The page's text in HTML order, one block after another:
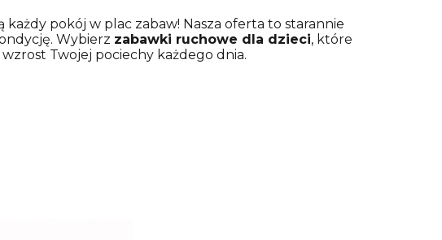
każdy pokój w plac zabaw! Nasza oferta to starannie
Wybierz zabawki ruchowe dla dzieci, które
Twojej pociechy każdego dnia.